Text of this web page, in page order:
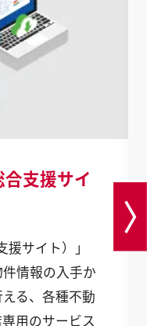
支援サイ
援サイト）」
情報の入手か
る、各種不動
用のサービス